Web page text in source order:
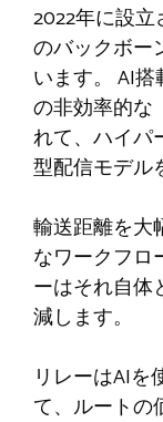
2022年に設
のバックボー
います。 AI
の非効率的な
れて、ハイパ
型配信モデル
輸送距離を大
なワークフロ
ーはそれ自体
減します。
リレーはAIを
て、ルートの